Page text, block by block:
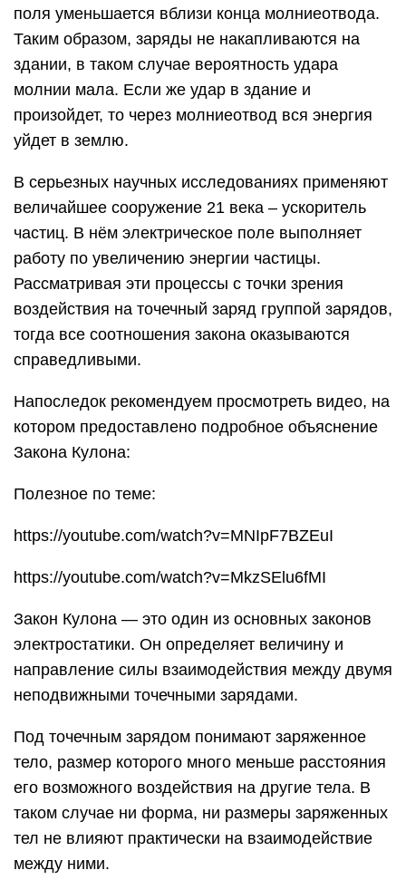
поля уменьшается вблизи конца молниеотвода.
Таким образом, заряды не накапливаются на
здании, в таком случае вероятность удара
молнии мала. Если же удар в здание и
произойдет, то через молниеотвод вся энергия
уйдет в землю.
В серьезных научных исследованиях применяют
величайшее сооружение 21 века – ускоритель
частиц. В нём электрическое поле выполняет
работу по увеличению энергии частицы.
Рассматривая эти процессы с точки зрения
воздействия на точечный заряд группой зарядов,
тогда все соотношения закона оказываются
справедливыми.
Напоследок рекомендуем просмотреть видео, на
котором предоставлено подробное объяснение
Закона Кулона:
Полезное по теме:
https://youtube.com/watch?v=MNIpF7BZEuI
https://youtube.com/watch?v=MkzSElu6fMI
Закон Кулона — это один из основных законов
электростатики. Он определяет величину и
направление силы взаимодействия между двумя
неподвижными точечными зарядами.
Под точечным зарядом понимают заряженное
тело, размер которого много меньше расстояния
его возможного воздействия на другие тела. В
таком случае ни форма, ни размеры заряжен­ных
тел не влияют практически на взаимодействие
между ними.